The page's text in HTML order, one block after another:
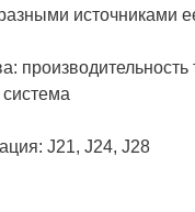
источниками
J21, J24, J28